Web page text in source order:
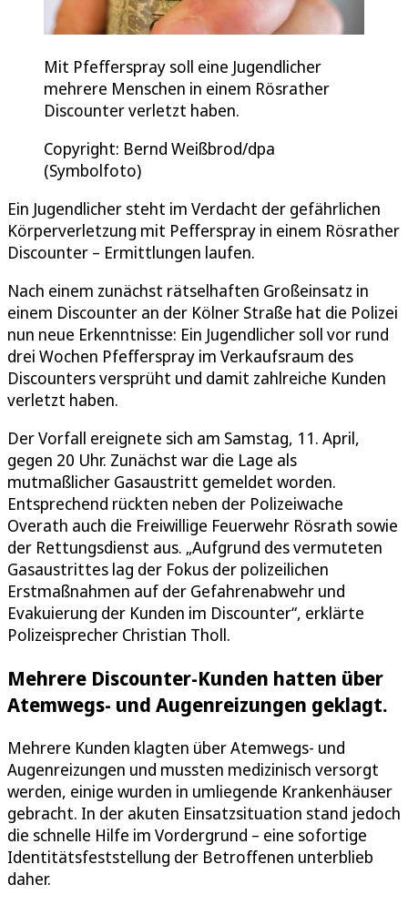
Mit Pfefferspray soll eine Jugendlicher
mehrere Menschen in einem Rösrather
Discounter verletzt haben.
Copyright: Bernd Weißbrod/dpa
(Symbolfoto)
Ein Jugendlicher steht im Verdacht der gefährlichen
Körperverletzung mit Pefferspray in einem Rösrather
Discounter – Ermittlungen laufen.
Nach einem zunächst rätselhaften Großeinsatz in
einem Discounter an der Kölner Straße hat die Polizei
nun neue Erkenntnisse: Ein Jugendlicher soll vor rund
drei Wochen Pfefferspray im Verkaufsraum des
Discounters versprüht und damit zahlreiche Kunden
verletzt haben.
Der Vorfall ereignete sich am Samstag, 11. April,
gegen 20 Uhr. Zunächst war die Lage als
mutmaßlicher Gasaustritt gemeldet worden.
Entsprechend rückten neben der Polizeiwache
Overath auch die Freiwillige Feuerwehr Rösrath sowie
der Rettungsdienst aus. „Aufgrund des vermuteten
Gasaustrittes lag der Fokus der polizeilichen
Erstmaßnahmen auf der Gefahrenabwehr und
Evakuierung der Kunden im Discounter“, erklärte
Polizeisprecher Christian Tholl.
Mehrere Discounter-Kunden hatten über
Atemwegs- und Augenreizungen geklagt.
Mehrere Kunden klagten über Atemwegs- und
Augenreizungen und mussten medizinisch versorgt
werden, einige wurden in umliegende Krankenhäuser
gebracht. In der akuten Einsatzsituation stand jedoch
die schnelle Hilfe im Vordergrund – eine sofortige
Identitätsfeststellung der Betroffenen unterblieb
daher.